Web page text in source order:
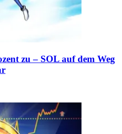
zu – SOL auf dem Weg